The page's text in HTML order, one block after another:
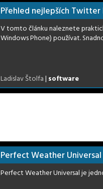
Přehled nejlepších
V tomto článku naleznete
Windows Phone) používat.
Ladislav Štolfa| software
Perfect Weather
Perfect Weather Universal je